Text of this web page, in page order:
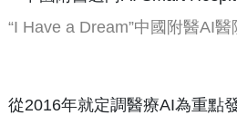
“I Have a Dream”中國附醫AI
從2016年就定調醫療AI為重點